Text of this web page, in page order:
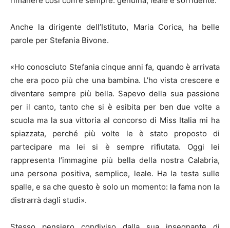
Anche la dirigente dell’Istituto, Maria Corica, ha belle
parole per Stefania Bivone.
«Ho conosciuto Stefania cinque anni fa, quando è arrivata
che era poco più che una bambina. L’ho vista crescere e
diventare sempre più bella. Sapevo della sua passione
per il canto, tanto che si è esibita per ben due volte a
scuola ma la sua vittoria al concorso di Miss Italia mi ha
spiazzata, perché più volte le è stato proposto di
partecipare ma lei si è sempre rifiutata. Oggi lei
rappresenta l’immagine più bella della nostra Calabria,
una persona positiva, semplice, leale. Ha la testa sulle
spalle, e sa che questo è solo un momento: la fama non la
distrarrà dagli studi».